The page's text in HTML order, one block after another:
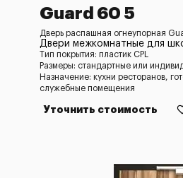
Guard 60 5
Дверь распашная огнеупорная
Двери межкомнатные для
Тип покрытия: пластик CPL
Размеры: стандартные или
Назначение: кухни ресторанов,
служебные помещения
Уточнить стоимость